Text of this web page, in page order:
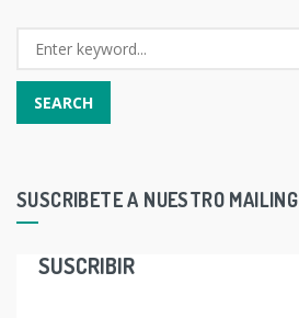
SUSCRIBETE A NUESTRO MAILING
SUSCRIBIR